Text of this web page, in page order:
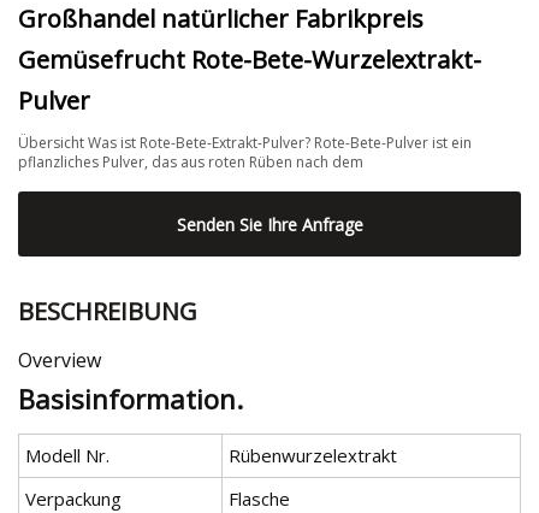
Großhandel natürlicher Fabrikpreis
Gemüsefrucht Rote-Bete-Wurzelextrakt-
Pulver
Übersicht Was ist Rote-Bete-Extrakt-Pulver? Rote-Bete-Pulver ist ein
pflanzliches Pulver, das aus roten Rüben nach dem
Senden Sie Ihre Anfrage
BESCHREIBUNG
Overview
Basisinformation.
Modell Nr.
Rübenwurzelextrakt
Verpackung
Flasche